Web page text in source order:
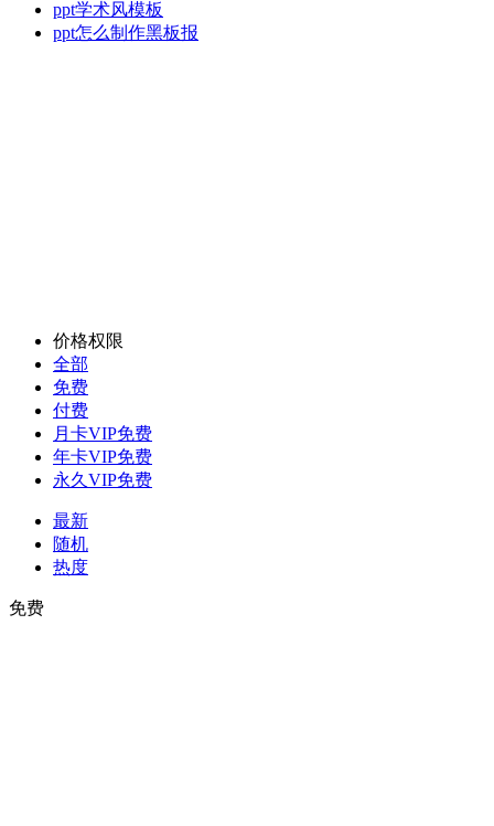
ppt学术风模板
ppt怎么制作黑板报
价格权限
全部
免费
付费
月卡VIP免费
年卡VIP免费
永久VIP免费
最新
随机
热度
免费